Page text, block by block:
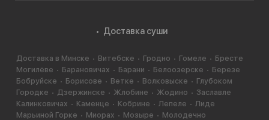
Доставка суши
Доставка в Минске Витебске Гродно Гомеле
Бресте
Могилёве
Барановичах Барани Белоозерске
Березе
Бобруйске
Борисове Ветке Волковыске
Глубоком
Городке
Дзержинске Жлобине Жодино
Заславле
Калинковичах
Каменце Кобрине Лепеле
Лиде
Марьиной Горке
Миорах Мозыре
Молодечно